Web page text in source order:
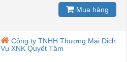
Mua hàng
Công ty TNHH Thương Mại Dịch
Vụ XNK Quyết Tâm